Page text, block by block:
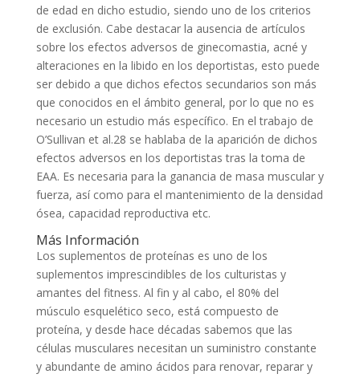
de edad en dicho estudio, siendo uno de los criterios
de exclusión. Cabe destacar la ausencia de artículos
sobre los efectos adversos de ginecomastia, acné y
alteraciones en la libido en los deportistas, esto puede
ser debido a que dichos efectos secundarios son más
que conocidos en el ámbito general, por lo que no es
necesario un estudio más específico. En el trabajo de
O’Sullivan et al.28 se hablaba de la aparición de dichos
efectos adversos en los deportistas tras la toma de
EAA. Es necesaria para la ganancia de masa muscular y
fuerza, así como para el mantenimiento de la densidad
ósea, capacidad reproductiva etc.
Más Información
Los suplementos de proteínas es uno de los
suplementos imprescindibles de los culturistas y
amantes del fitness. Al fin y al cabo, el 80% del
músculo esquelético seco, está compuesto de
proteína, y desde hace décadas sabemos que las
células musculares necesitan un suministro constante
y abundante de amino ácidos para renovar, reparar y